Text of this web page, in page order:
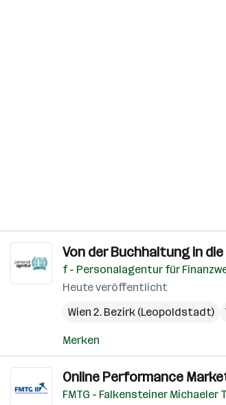
Von der Buchhaltung in
f - Personalagentur für
Heute veröffentlicht
Wien 2. Bezirk (Leopoldstadt)
Merken
Online Performance
FMTG - Falkensteiner Michaeler